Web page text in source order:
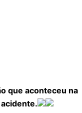
que aconteceu na